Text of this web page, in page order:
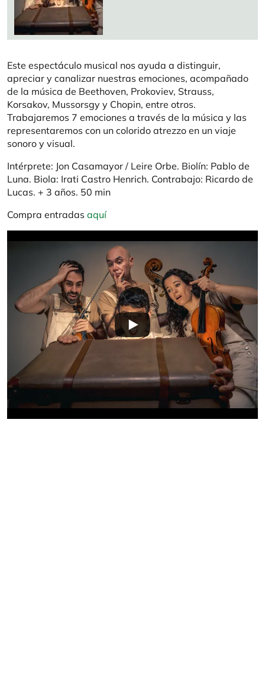
Este espectáculo musical nos ayuda a distinguir,
apreciar y canalizar nuestras emociones, acompañado
de la música de Beethoven, Prokoviev, Strauss,
Korsakov, Mussorsgy y Chopin, entre otros.
Trabajaremos 7 emociones a través de la música y las
representaremos con un colorido atrezzo en un viaje
sonoro y visual.
Intérprete: Jon Casamayor / Leire Orbe. Biolín: Pablo de
Luna. Biola: Irati Castro Henrich. Contrabajo: Ricardo de
Lucas. + 3 años. 50 min
Compra entradas aquí